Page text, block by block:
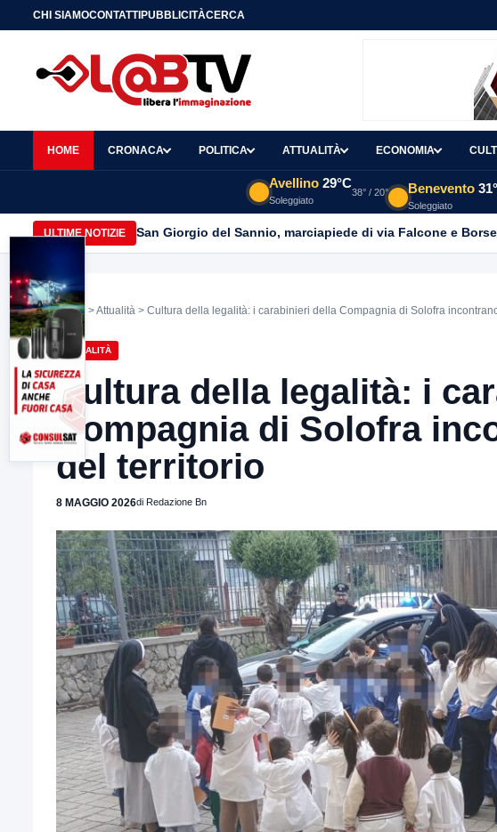
CHI SIAMOCONTATTIPUBBLICITÀCERCA
HOME CRONACA POLITICA ATTUALITÀ ECONOMIA
Avellino 29°C
Soleggiato
38° / 20° Benevento
Soleggiato
ULTIME NOTIZIE San Giorgio del Sannio, marciapiede di via Falcone e
Home >Attualità > Cultura della legalità: i carabinieri della Compagnia di Solofra
ATTUALITÀ
Cultura della legalità: i
Compagnia di Solofra
del territorio
8 MAGGIO 2026di Redazione Bn